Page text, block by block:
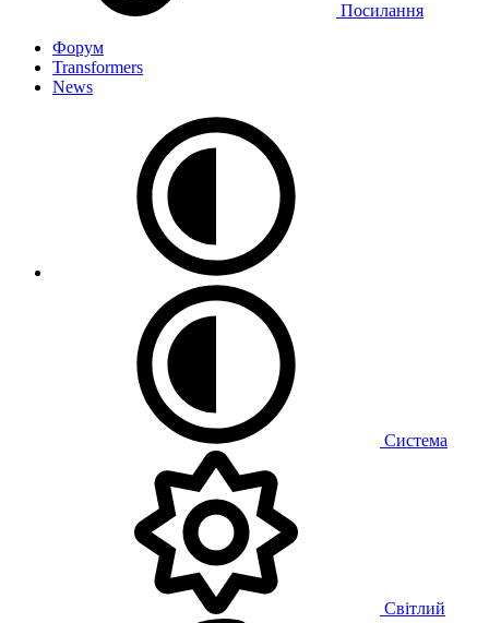
Посилання
Форум
Transformers
News
Система
Світлий